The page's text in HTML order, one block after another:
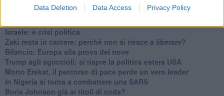
Data Deletion Data Access Privacy Policy
Assalto al Congresso: c’è protesta e protesta
Israele: è crisi politica
Zaki resta in carcere: perchè non si riesce a liberare?
Bilancio: Europa alla prova del nove
Trump agli sgoccioli: si riapre la politica estera USA
Morto Erekat, il percorso di pace perde un vero leader
In Nigeria si torna a combattere una SARS
Boris Johnson già ai titoli di coda?